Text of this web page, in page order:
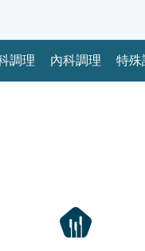
調理 內科調理 特殊